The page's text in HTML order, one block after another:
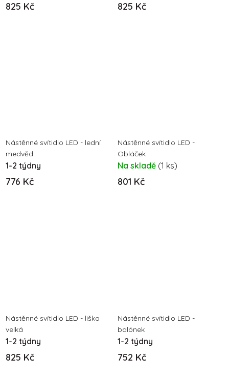
825 Kč 825 Kč
Nástěnné svítidlo LED - lední
medvěd
1-2 týdny
776 Kč
Nástěnné svítidlo LED -
Obláček
Na skladě (1 ks)
801 Kč
Nástěnné svítidlo LED - liška
velká
1-2 týdny
825 Kč
Nástěnné svítidlo LED -
balónek
1-2 týdny
752 Kč